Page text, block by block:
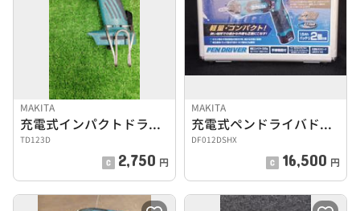
MAKITA
充電式インパクトドライバー
TD123D
2,750 円
MAKITA
充電式ペンドライバドリル
DF012DSHX
16,500 円